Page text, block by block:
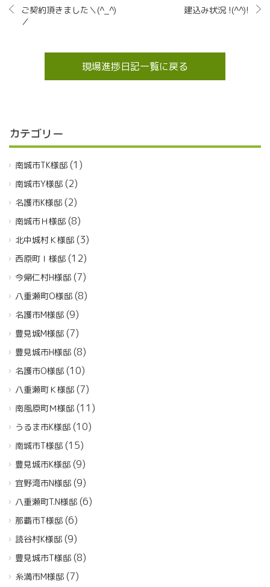
ご契約頂きました＼(^_^)
／
建込み状況 !(^^)!
現場進捗日記一覧に戻る
カテゴリー
南城市TK様邸 (1)
南城市Y様邸 (2)
名護市K様邸 (2)
南城市Ｈ様邸 (8)
北中城村Ｋ様邸 (3)
西原町Ｉ様邸 (12)
今帰仁村H様邸 (7)
八重瀬町O様邸 (8)
名護市M様邸 (9)
豊見城M様邸 (7)
豊見城市H様邸 (8)
名護市O様邸 (10)
八重瀬町Ｋ様邸 (7)
南風原町Ｍ様邸 (11)
うるま市K様邸 (10)
南城市T様邸 (15)
豊見城市K様邸 (9)
宜野湾市N様邸 (9)
八重瀬町T.N様邸 (6)
那覇市T様邸 (6)
読谷村K様邸 (9)
豊見城市T様邸 (8)
糸満市M様邸 (7)